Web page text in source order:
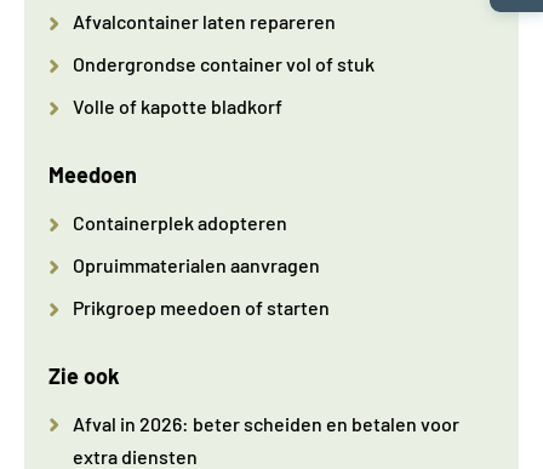
Afvalcontainer laten repareren
Ondergrondse container vol of stuk
Volle of kapotte bladkorf
Meedoen
Containerplek adopteren
Opruimmaterialen aanvragen
Prikgroep meedoen of starten
Zie ook
Afval in 2026: beter scheiden en betalen voor
extra diensten